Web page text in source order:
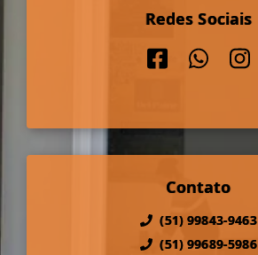
Redes Sociais
Contato
(51) 99843-9463
(51) 99689-5986